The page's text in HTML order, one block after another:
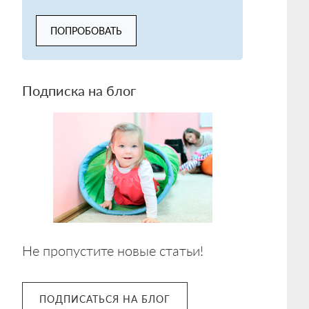
ПОПРОБОВАТЬ
Подписка на блог
Не пропустите новые статьи!
ПОДПИСАТЬСЯ НА БЛОГ